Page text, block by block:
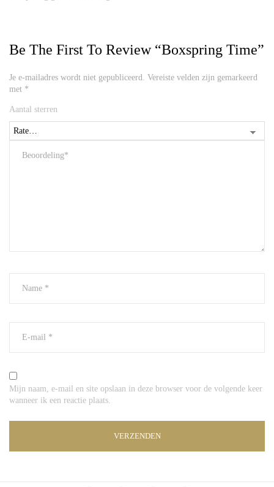
Be The First To Review “Boxspring Time”
Je e-mailadres wordt niet gepubliceerd. Vereiste velden zijn gemarkeerd
met *
Aantal sterren
Mijn naam, e-mail en site opslaan in deze browser voor de volgende keer
wanneer ik een reactie plaats.